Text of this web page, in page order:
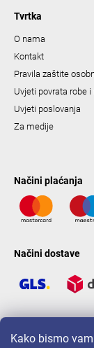
Kako bismo
Tvrtka
O nama
Kontakt
Pravila zaštite
Uvjeti povrata robe
Uvjeti poslovanja
Za medije
Načini plaćanja
Načini dostave